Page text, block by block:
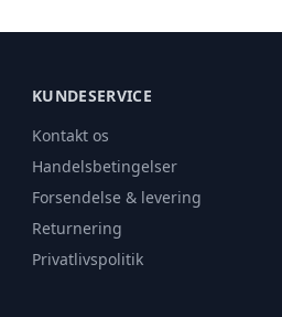
KUNDESERVICE
Kontakt os
Handelsbetingelser
Forsendelse & levering
Returnering
Privatlivspolitik